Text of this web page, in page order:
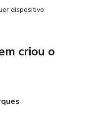
dispositivo
criou o